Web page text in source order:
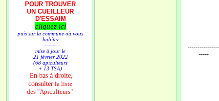
POUR TROUVER
UN CUEILLEUR
D'ESSAIM
cliquez ici
puis sur la commune où vous
habitez
------
mise à jour le
21 février 2022
(68 apiculteurs
+ 13 TSA)
En bas à droite,
consulter la liste
des "Apiculteurs"
-----